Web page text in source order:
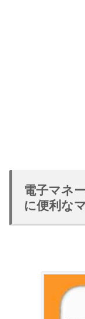
電子マネ
に便利な